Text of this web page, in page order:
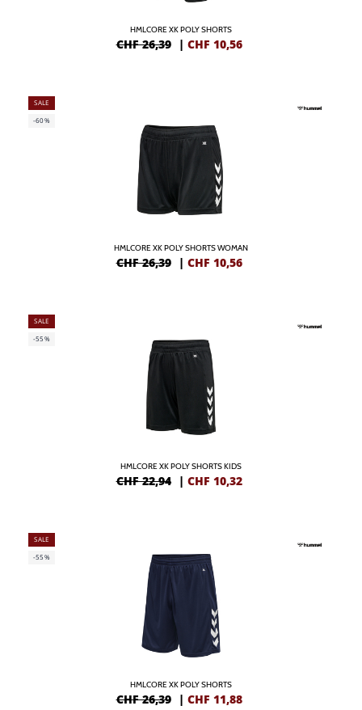
HMLCORE XK POLY SHORTS
CHF 26,39 | CHF 10,56
SALE
-60%
HMLCORE XK POLY SHORTS WOMAN
CHF 26,39 | CHF 10,56
SALE
-55%
HMLCORE XK POLY SHORTS KIDS
CHF 22,94 | CHF 10,32
SALE
-55%
HMLCORE XK POLY SHORTS
CHF 26,39 | CHF 11,88